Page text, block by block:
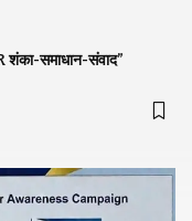
समाधान-संवाद”